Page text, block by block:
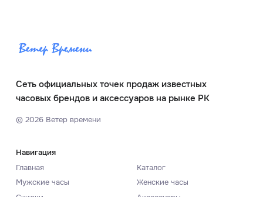
Сеть официальных точек продаж известных
часовых брендов и аксессуаров на рынке РК
© 2026Ветер времени
Навигация
Главная
Каталог
Мужские часы
Женские часы